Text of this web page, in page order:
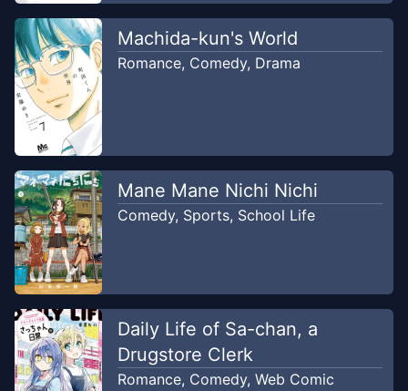
Machida-kun's World
Romance, Comedy, Drama
Mane Mane Nichi Nichi
Comedy, Sports, School Life
Daily Life of Sa-chan, a
Drugstore Clerk
Romance, Comedy, Web Comic